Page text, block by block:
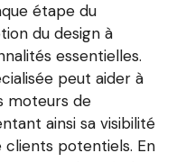
étape du
du design à
essentielles.
peut aider à
moteurs de
ainsi sa visibilité
potentiels. En